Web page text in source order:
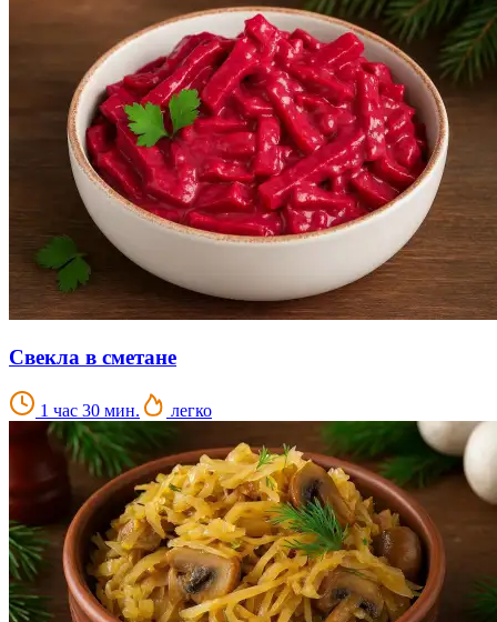
Свекла в сметане
1 час 30 мин. легко